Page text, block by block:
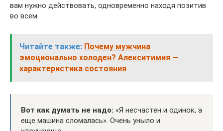
вам нужно действовать, одновременно находя позитив
во всем.
Читайте также: Почему мужчина
эмоционально холоден? Алекситимия —
характеристика состояния
Вот как думать не надо: «Я несчастен и одинок, а
еще машина сломалась». Очень уныло и